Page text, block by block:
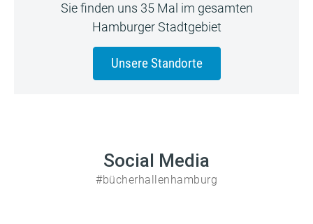
Sie finden uns 35 Mal im gesamten
Hamburger Stadtgebiet
Unsere Standorte
Social Media
#bücherhallenhamburg